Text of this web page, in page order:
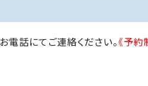
話にてご連絡ください。《予約